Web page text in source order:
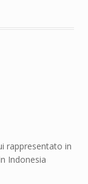
rappresentato in
Indonesia